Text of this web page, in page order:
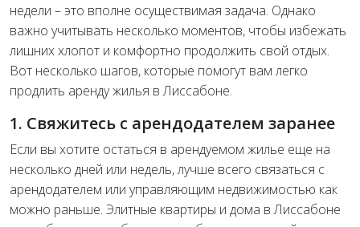
недели – это вполне осуществимая задача. Однако
важно учитывать несколько моментов, чтобы избежать
лишних хлопот и комфортно продолжить свой отдых.
Вот несколько шагов, которые помогут вам легко
продлить аренду жилья в Лиссабоне.
1. Свяжитесь с арендодателем заранее
Если вы хотите остаться в арендуемом жилье еще на
несколько дней или недель, лучше всего связаться с
арендодателем или управляющим недвижимостью как
можно раньше. Элитные квартиры и дома в Лиссабоне